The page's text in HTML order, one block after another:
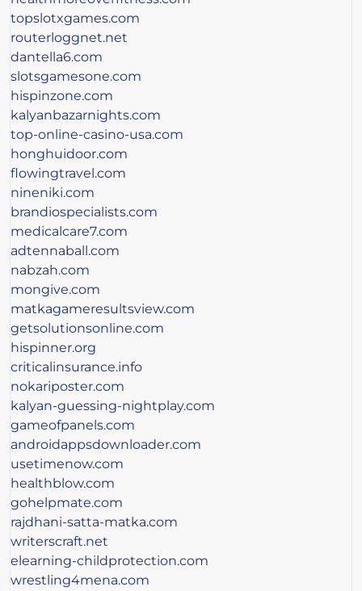
topslotxgames.com
routerloggnet.net
dantella6.com
slotsgamesone.com
hispinzone.com
kalyanbazarnights.com
top-online-casino-usa.com
honghuidoor.com
flowingtravel.com
nineniki.com
brandiospecialists.com
medicalcare7.com
adtennaball.com
nabzah.com
mongive.com
matkagameresultsview.com
getsolutionsonline.com
hispinner.org
criticalinsurance.info
nokariposter.com
kalyan-guessing-nightplay.com
gameofpanels.com
androidappsdownloader.com
usetimenow.com
healthblow.com
gohelpmate.com
rajdhani-satta-matka.com
writerscraft.net
elearning-childprotection.com
wrestling4mena.com